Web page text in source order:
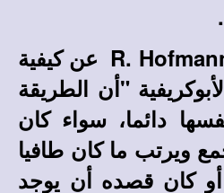
.
R. عن كيفية
"أن الطريقة
دائما، سواء كان
ويرتب ما كان طافيا
أو كان قصده أن يوجد